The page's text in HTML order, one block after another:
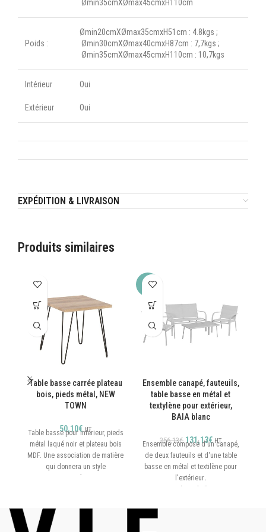
Ømin35cmXØmax45cmxH110cm
Poids :
Ømin20cmXØmax35cmxH51cm : 4.8kgs ;
Ømin30cmXØmax40cmxH87cm : 7,7kgs ;
Ømin35cmXØmax45cmxH110cm : 10,7kgs
Intérieur
Extérieur
Oui
Oui
EXPÉDITION & LIVRAISON
Produits similaires
Table basse carrée plateau
bois, pieds métal, NEW
TOWN
50,10€ HT
Table basse pour intérieur, pieds
métal laqué noir et plateau bois
MDF. Une association de matière
qui donnera un style
contemporain à tous vous
Plateau MDF épaisseur 25
-49%
Ensemble canapé, fauteuils,
table basse en métal et
textylène pour extérieur,
BAIA blanc
256,13€ 131,13€ HT
Ensemble composé d'un canapé,
de deux fauteuils et d'une table
basse en métal et textilène pour
l'extérieur.
Cadre métallique